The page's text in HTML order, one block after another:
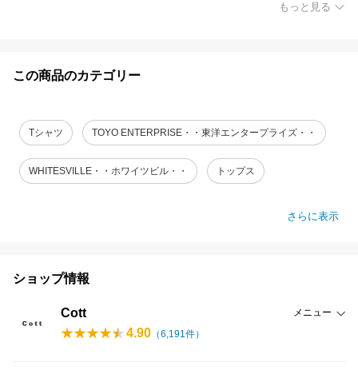
もっと見る
この商品のカテゴリー
Tシャツ TOYO ENTERPRISE・・東洋エンタープライズ・・
WHITESVILLE・・ホワイツビル・・ トップス
さらに表示
ショップ情報
Cott メニュー
4.90 （6,191件）